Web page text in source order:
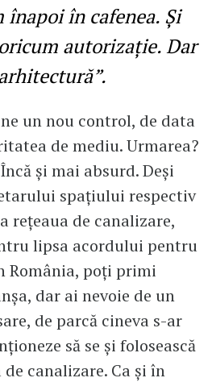
în cafenea. Și
autorizație. Dar
un nou control, de data
de mediu. Urmarea?
şi mai absurd. Deşi
spațiului respectiv
rețeaua de canalizare,
lipsa acordului pentru
România, poți primi
dar ai nevoie de un
de parcă cineva s-ar
să se și folosească
canalizare. Ca şi în